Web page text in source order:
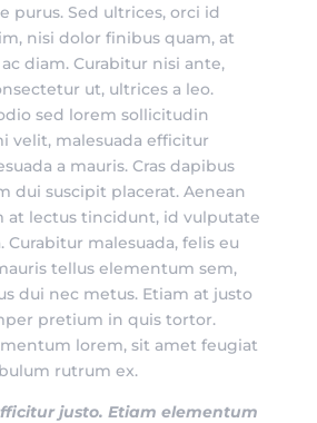
purus. Sed ultrices, orci id
nisi dolor finibus quam, at
diam. Curabitur nisi ante,
ut, ultrices a leo.
sed lorem sollicitudin
velit, malesuada efficitur
a mauris. Cras dapibus
dui suscipit placerat. Aenean
at lectus tincidunt, id vulputate
Curabitur malesuada, felis eu
tellus elementum sem,
dui nec metus. Etiam at justo
pretium in quis tortor.
lorem, sit amet feugiat
rutrum ex.
justo. Etiam elementum